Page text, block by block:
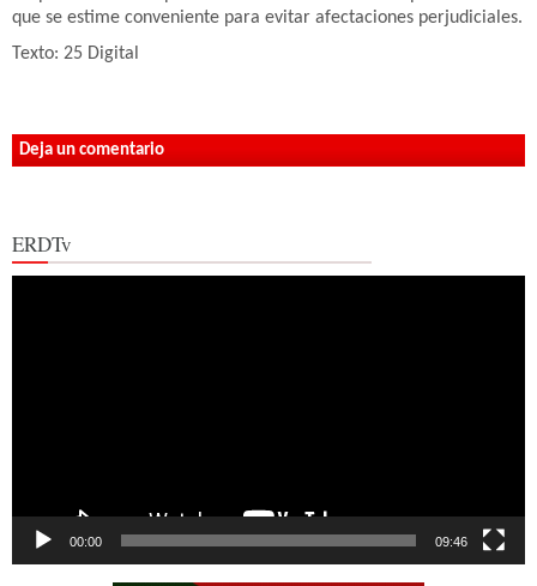
que se estime conveniente para evitar afectaciones perjudiciales.
Texto: 25 Digital
Deja un comentario
ERDTv
00:00 09:46